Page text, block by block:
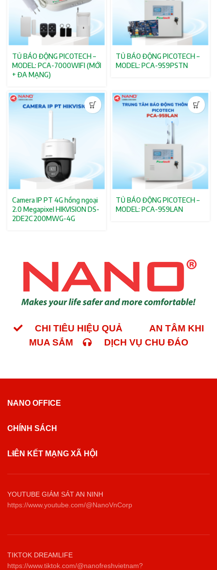
TỦ BÁO ĐỘNG PICOTECH –
MODEL: PCA-7000WIFI (MỚI
+ ĐA MẠNG)
TỦ BÁO ĐỘNG PICOTECH –
MODEL: PCA-959PSTN
Camera IP PT 4G hồng ngoại
2.0 Megapixel HIKVISION DS-
2DE2C200MWG-4G
TỦ BÁO ĐỘNG PICOTECH –
MODEL: PCA-959LAN
CHI TIÊU HIỆU QUẢ
AN TÂM KHI
MUA SẮM
DỊCH VỤ CHU ĐÁO
NANO OFFICE
CHÍNH SÁCH
LIÊN KẾT MẠNG XÃ HỘI
YOUTUBE GIÁM SÁT AN NINH
https://www.youtube.com/@NanoVnCorp
TIKTOK DREAMLIFE
https://www.tiktok.com/@nanofreshvietnam?